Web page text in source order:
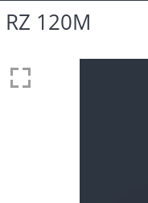
RZ 120M